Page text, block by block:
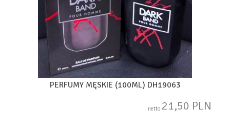
PERFUMY MĘSKIE (100ML) DH19063
netto 21,50 PLN